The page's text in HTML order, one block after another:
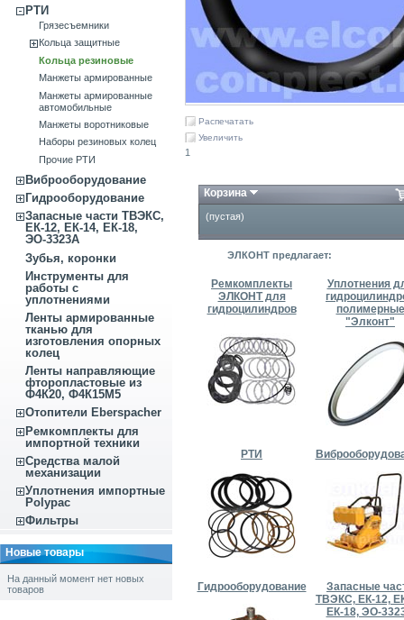
РТИ
Грязесъемники
Кольца защитные
Кольца резиновые
Манжеты армированные
Манжеты армированные
автомобильные
Манжеты воротниковые
Наборы резиновых колец
Прочие РТИ
Виброоборудование
Гидрооборудование
Запасные части ТВЭКС,
ЕК-12, ЕК-14, ЕК-18,
ЭО-3323А
Зубья, коронки
Инструменты для
работы с
уплотнениями
Ленты армированные
тканью для
изготовления опорных
колец
Ленты направляющие
фторопластовые из
Ф4К20, Ф4К15М5
Отопители Eberspacher
Ремкомплекты для
импортной техники
Средства малой
механизации
Уплотнения импортные
Polypac
Фильтры
Новые товары
На данный момент нет новых
товаров
Распечатать
Увеличить
1
Корзина
(пустая)
ЭЛКОНТ предлагает:
Ремкомплекты
ЭЛКОНТ для
гидроцилиндров
Уплотнения
полимерные
"Элконт"
РТИ
Гидрооборудование
Запасные
ТВЭКС, ЕК-12,
ЕК-18, ЭО-